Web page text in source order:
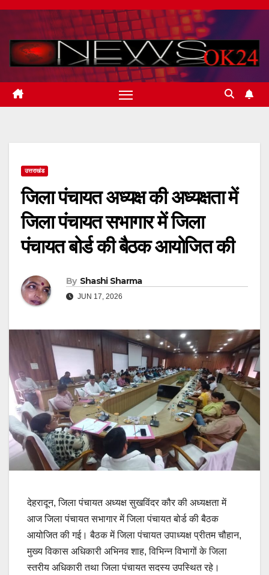
Skip
content
उत्तराखंड
जिला पंचायत अध्यक्ष की अध्यक्षता में
जिला पंचायत सभागार में जिला
पंचायत बोर्ड की बैठक आयोजित की
By Shashi Sharma
JUN 17, 2026
देहरादून, जिला पंचायत अध्यक्ष सुखविंदर कौर की अध्यक्षता में
आज जिला पंचायत सभागार में जिला पंचायत बोर्ड की बैठक
आयोजित की गई। बैठक में जिला पंचायत उपाध्यक्ष प्रीतम चौहान,
मुख्य विकास अधिकारी अभिनव शाह, विभिन्न विभागों के जिला
स्तरीय अधिकारी तथा जिला पंचायत सदस्य उपस्थित रहे।